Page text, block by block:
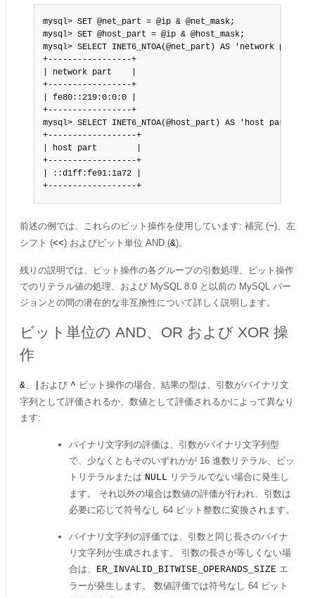
mysql> SET @net_part = @ip & @net_mask;
mysql> SET @host_part = @ip & @host_mask;
mysql> SELECT INET6_NTOA(@net_part) AS 'network part';
+-----------------+
| network part    |
+-----------------+
| fe80::219:0:0:0 |
+-----------------+
mysql> SELECT INET6_NTOA(@host_part) AS 'host part';
+------------------+
| host part        |
+------------------+
| ::d1ff:fe91:1a72 |
+------------------+
前述の例では、これらのビット操作を使用しています: 補完 (~)、左
シフト (<<) およびビット単位 AND (&)。
残りの説明では、ビット操作の各グループの引数処理、ビット操作
でのリテラル値の処理、および MySQL 8.0 と以前の MySQL バー
ジョンとの間の潜在的な非互換性について詳しく説明します。
ビット単位の AND、OR および XOR 操
作
&、 および ^ ビット操作の場合、結果の型は、引数がバイナリ文
字列として評価されるか、数値として評価されるかによって異なり
ます:
バイナリ文字列の評価は、引数がバイナリ文字列型
で、少なくともそのいずれかが 16 進数リテラル、ビッ
トリテラルまたは NULL リテラルでない場合に発生し
ます。 それ以外の場合は数値の評価が行われ、引数は
必要に応じて符号なし 64 ビット整数に変換されます。
バイナリ文字列の評価では、引数と同じ長さのバイナ
リ文字列が生成されます。 引数の長さが等しくない場
合は、 ER_INVALID_BITWISE_OPERANDS_SIZE エ
ラーが発生します。 数値評価では符号なし 64 ビット